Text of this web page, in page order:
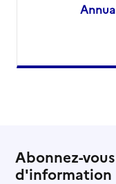
Abonnez-
d'information